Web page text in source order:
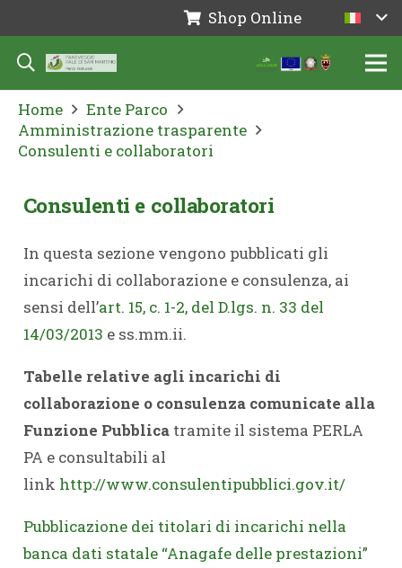
Shop Online
Home
Ente Parco
Amministrazione trasparente
Consulenti e collaboratori
Consulenti e collaboratori
In questa sezione vengono pubblicati gli
incarichi di collaborazione e consulenza, ai
sensi dell’art. 15, c. 1-2, del D.lgs. n. 33 del
14/03/2013 e ss.mm.ii.
Tabelle relative agli incarichi di
collaborazione o consulenza comunicate alla
Funzione Pubblicatramite il sistema PERLA
PA e consultabili al
link http://www.consulentipubblici.gov.it/
Pubblicazione dei titolari di incarichi nella
banca dati statale “Anagafe delle prestazioni”